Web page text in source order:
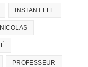
INSTANT FLE
NICOLAS
PROFESSEUR